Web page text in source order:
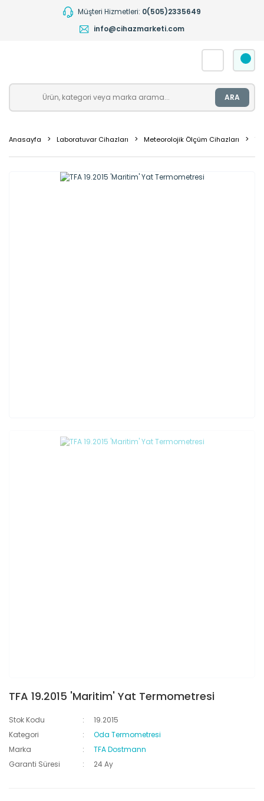
Müşteri Hizmetleri: 0(505)2335649
info@cihazmarketi.com
ARA
Anasayfa Laboratuvar Cihazları Meteorolojik Ölçüm Cihazları
TFA 19.2015 'Maritim' Yat Termometresi
Stok Kodu
19.2015
Kategori
Oda Termometresi
Marka
TFA Dostmann
Garanti Süresi
24 Ay